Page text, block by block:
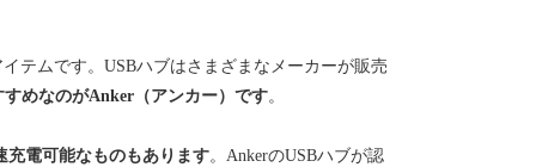
テムです。USBハブはさまざまなメーカーが販売
めなのがAnker（アンカー）です。
充電可能なものもあります。AnkerのUSBハブが認